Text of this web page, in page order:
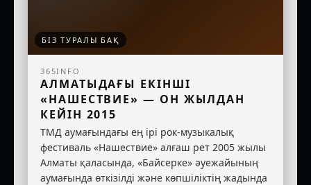
БІЗ ТУРАЛЫ БАҚ
365INFO
АЛМАТЫДАҒЫ ЕКІНШІ
«НАШЕСТВИЕ» — ОН ЖЫЛДАН
КЕЙІН 2015
ТМД аумағындағы ең ірі рок-музыкалық
фестиваль «Нашествие» алғаш рет 2005 жылы
Алматы қаласында, «Байсерке» әуежайының
аумағында өткізілді және көпшіліктің жадында